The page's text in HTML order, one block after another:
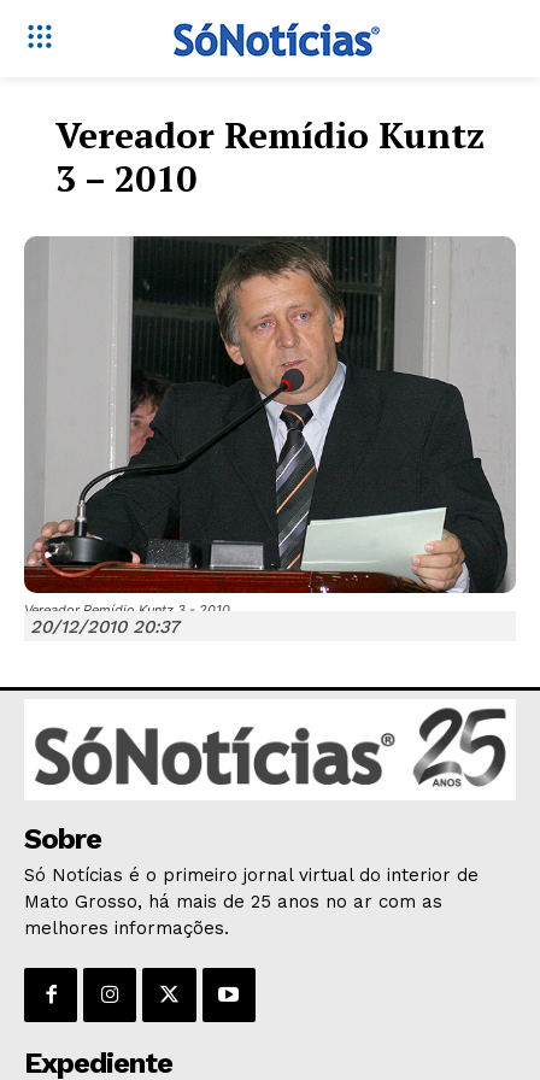
Só Notícias
HOME
POLÍTICA
POLÍCIA
ESPORTES
ECONOMIA
OPINIÃO
Vereador Remídio Kuntz
3 – 2010
Vereador Remídio Kuntz 3 - 2010
20/12/2010 20:37
Sobre
Só Notícias é o primeiro jornal virtual do interior de
Mato Grosso, há mais de 25 anos no ar com as
melhores informações.
Expediente